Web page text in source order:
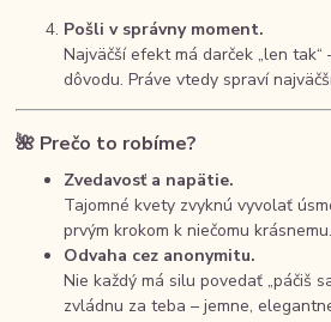
Pošli v správny moment.
Najväčší efekt má darček „len tak“
dôvodu. Práve vtedy spraví
🌺 Prečo to robíme?
Zvedavosť a napätie.
Tajomné kvety zvyknú vyvolať
prvým krokom k niečomu krásnemu.
Odvaha cez anonymitu.
Nie každý má silu povedať „páčiš
zvládnu za teba – jemne,